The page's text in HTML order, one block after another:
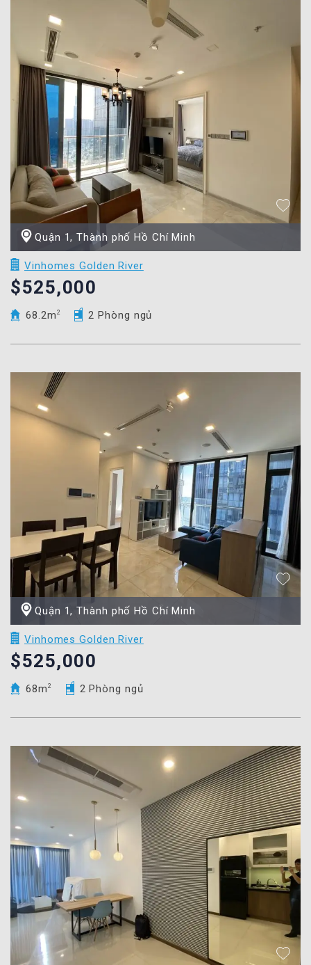
Quận 1, Thành phố Hồ Chí Minh
Vinhomes Golden River
$525,000
68.2m 2 2 Phòng ngủ
Quận 1, Thành phố Hồ Chí Minh
Vinhomes Golden River
$525,000
68m 2 2 Phòng ngủ